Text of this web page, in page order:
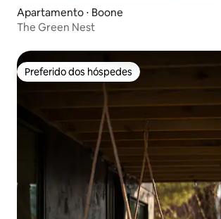
Apartamento ⋅ Boone
The Green Nest
Preferido dos hóspedes
Preferido dos hóspedes